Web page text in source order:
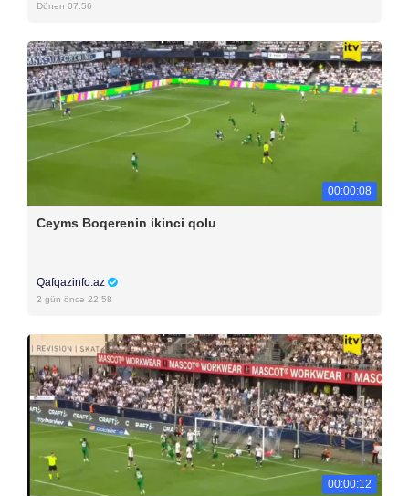
Dünən 07:56
00:00:08
Ceyms Boqerenin ikinci qolu
Qafqazinfo.az
2 gün öncə 22:58
00:00:12